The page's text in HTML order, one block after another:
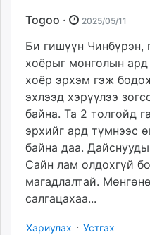
Togoo · 2025/05/11
Би гишүүн Чинбүрэн,
хоёрыг монголын
хоёр эрхэм гэж
эхлээд хэрүүлээ
байна. Та 2 толгойд
эрхийг ард түмнээс
байна даа.
Сайн лам олдохгүй
магадлалтай.
салгацахаа...
Хариулах · Устгах